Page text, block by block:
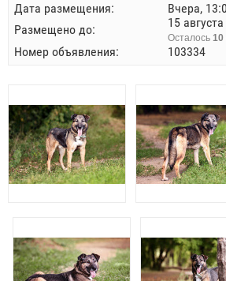
Дата размещения:
Вчера,
Размещено до:
15
Осталось 10
Номер объявления: 103334